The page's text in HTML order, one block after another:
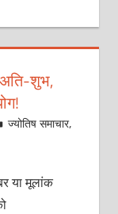
शुभ,
ज्योतिष समाचार,
या मूलांक